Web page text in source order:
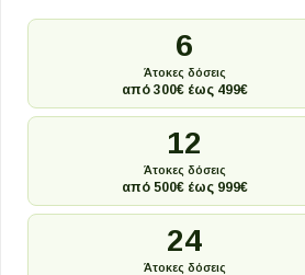
6
Άτοκες δόσεις
από 300€ έως 499€
12
Άτοκες δόσεις
από 500€ έως 999€
24
Άτοκες δόσεις